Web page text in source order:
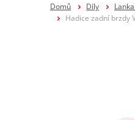
Domů Díly
Hadice zadní brzdy